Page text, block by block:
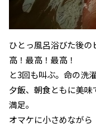
ひとっ風呂浴びた後
高！最高！最高！
と3回も叫ぶ。命の洗
夕飯、朝食ともに美
満足。
オマケに小さめながら